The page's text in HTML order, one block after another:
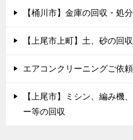
【桶川市】金庫の回収・
【上尾市上町】土、砂の
エアコンクリーニングご依
【上尾市】ミシン、編み機
ー等の回収